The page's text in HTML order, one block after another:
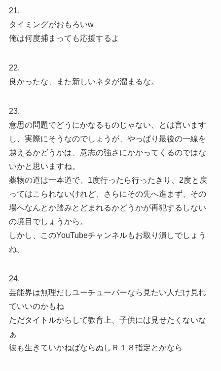
21.
タイミングがおもろいw
俺は何度捕まっても応援するよ
22.
良かったな、また新しいネタが溜まるな。
23.
意思の問題でどうにかなるものじゃない、とは言います
し、実際にそうなのでしょうが、やっぱり最後の一線を
越えるかどうかは、意志の強さにかかってくるのではな
いかと思いますね。
薬物の道は一本道で、1度行ったら行ったきり、2度と戻
ってはこられないけれど、さらにその先へ進まず、その
場へなんとか踏みとどまれるかどうかが再犯するしない
の境目でしょうから。
しかし、このYouTubeチャンネルもお取り潰しでしょう
ね。
24.
芸能界は無理だしユーチューバーなら見たい人だけ見れ
ていいのかもね
ただタイトルからして教育上、子供には見せたくないな
ぁ
彼も生きていかねばならぬしＲ１８指定とかなら